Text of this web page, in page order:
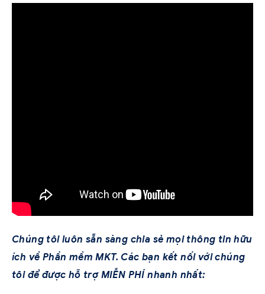
Chúng tôi luôn sẵn sàng chia sẻ mọi thông tin hữu
ích về Phần mềm MKT. Các bạn kết nối với chúng
tôi để được hỗ trợ MIỄN PHÍ nhanh nhất: